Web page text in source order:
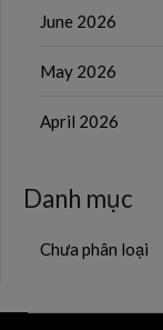
June 2026
May 2026
April 2026
Danh mục
Chưa phân loại